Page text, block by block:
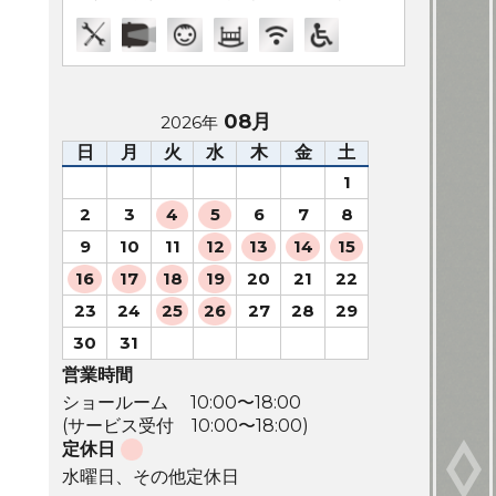
2026年 08月
日 月 火 水 木 金 土
1
2
3 4 5 6 7
8
9
10 11 12 13 14
15
16
17 18 19 20 21
22
23
24 25 26 27 28
29
30
31
営業時間
ショールーム 10:00〜18:00
(サービス受付 10:00〜18:00)
定休日
水曜日、その他定休日